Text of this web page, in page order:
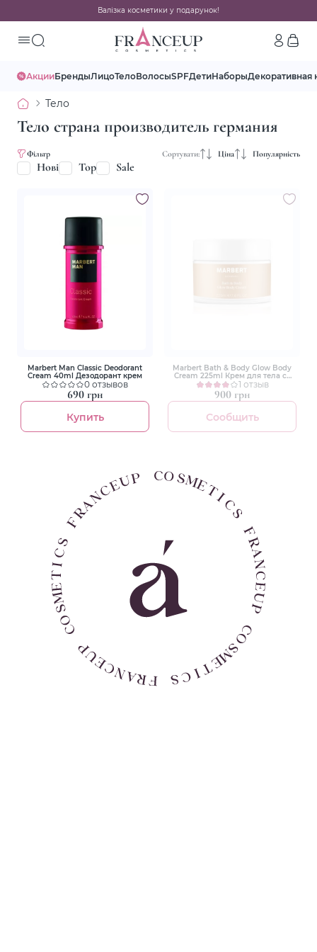
Валізка косметики у подарунок!
АкцииБрендыЛицоТелоВолосыSPFДетиНаборыДекоративная
Тело
Тело страна производитель германия
Фільтр Сортувати: Ціна Популярність
Нові Top Sale
Marbert Man Classic Deodorant
Cream 40ml Дезодорант крем
0 отзывов
690 грн
Купить
Marbert Bath & Body Glow Body
Cream 225ml Крем для тела со
сверкающими частицами
1 отзыв
900 грн
Сообщить